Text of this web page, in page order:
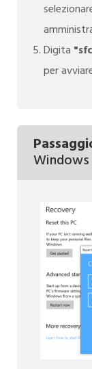
Digita
per
Windows